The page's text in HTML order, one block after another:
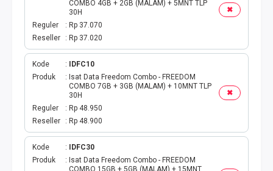
✖
COMBO 4GB + 2GB (MALAM) + 5MNT TLP
30H
Reguler
Rp 37.070
Reseller
Rp 37.020
✖
Kode
IDFC10
Produk
Isat Data Freedom Combo - FREEDOM
COMBO 7GB + 3GB (MALAM) + 10MNT TLP
30H
Reguler
Rp 48.950
Reseller
Rp 48.900
Kode
IDFC30
Produk
Isat Data Freedom Combo - FREEDOM
COMBO 15GB + 5GB (MALAM) + 15MNT